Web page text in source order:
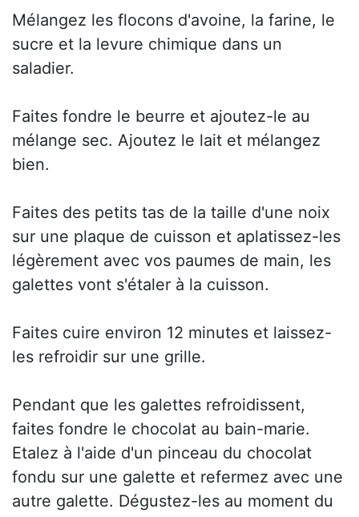
Mélangez les flocons d'avoine, la farine, le
sucre et la levure chimique dans un
saladier.
Faites fondre le beurre et ajoutez-le au
mélange sec. Ajoutez le lait et mélangez
bien.
Faites des petits tas de la taille d'une noix
sur une plaque de cuisson et aplatissez-les
légèrement avec vos paumes de main, les
galettes vont s'étaler à la cuisson.
Faites cuire environ 12 minutes et laissez-
les refroidir sur une grille.
Pendant que les galettes refroidissent,
faites fondre le chocolat au bain-marie.
Etalez à l'aide d'un pinceau du chocolat
fondu sur une galette et refermez avec une
autre galette. Dégustez-les au moment du